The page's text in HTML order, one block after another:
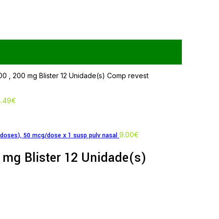
, 200 mg Blister 12 Unidade(s) Comp revest
€
50 mcg/dose x 1 susp pulv nasal 9.00€
Blister 12 Unidade(s)